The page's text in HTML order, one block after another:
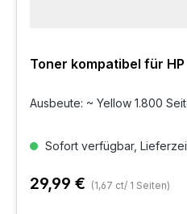
Toner kompatibel für
Ausbeute: ~ Yellow 1.800
Sofort verfügbar,
29,99 € (1,67 ct/ 1 Seiten)